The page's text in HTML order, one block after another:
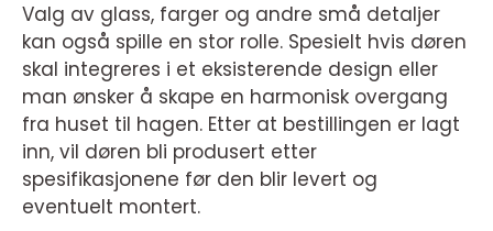
Valg av glass, farger og andre små detaljer
kan også spille en stor rolle. Spesielt hvis døren
skal integreres i et eksisterende design eller
man ønsker å skape en harmonisk overgang
fra huset til hagen. Etter at bestillingen er lagt
inn, vil døren bli produsert etter
spesifikasjonene før den blir levert og
eventuelt montert.